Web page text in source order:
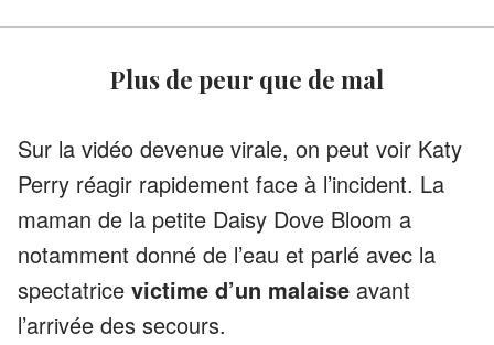
Plus de peur que de mal
Sur la vidéo devenue virale, on peut voir Katy
Perry réagir rapidement face à l’incident. La
maman de la petite Daisy Dove Bloom a
notamment donné de l’eau et parlé avec la
spectatrice victime d’un malaise avant
l’arrivée des secours.